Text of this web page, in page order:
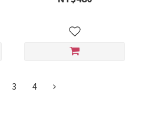
式﹞可手機APP遙控 - 紫
3 4